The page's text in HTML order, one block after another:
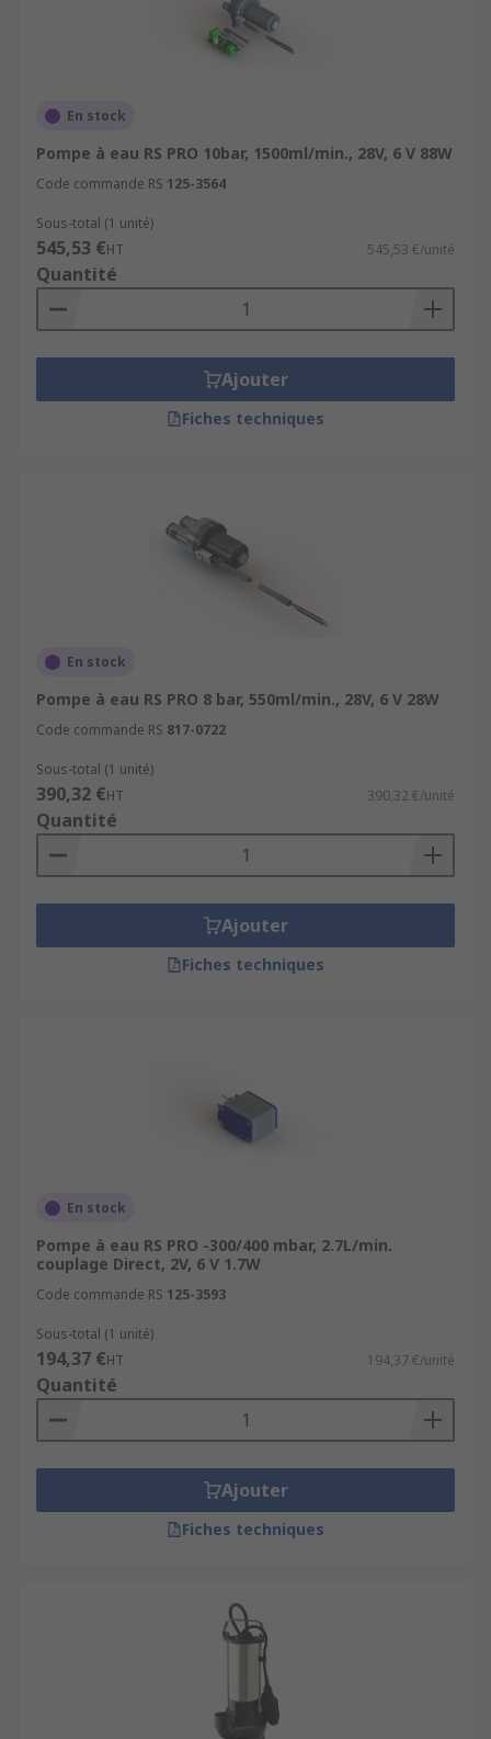
En stock
Pompe à eau RS PRO 10bar, 1500ml/min., 28V, 6 V 88W
Code commande RS 125-3564
Sous-total (1 unité)
545,53 €HT 545,53 €/unité
Quantité
Ajouter
Fiches techniques
En stock
Pompe à eau RS PRO 8 bar, 550ml/min., 28V, 6 V 28W
Code commande RS 817-0722
Sous-total (1 unité)
390,32 €HT 390,32 €/unité
Quantité
Ajouter
Fiches techniques
En stock
Pompe à eau RS PRO -300/400 mbar, 2.7L/min.
couplage Direct, 2V, 6 V 1.7W
Code commande RS 125-3593
Sous-total (1 unité)
194,37 €HT 194,37 €/unité
Quantité
Ajouter
Fiches techniques